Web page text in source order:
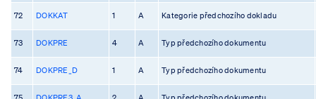
72 DOKKAT 1 A Kategorie předchozího dokladu
73 DOKPRE 4 A Typ předchozího dokumentu
74 DOKPRE_D 1 A Typ předchozího dokumentu